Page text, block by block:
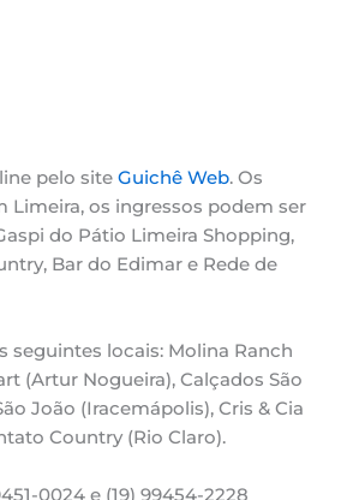
pelo site Guichê Web. Os
Limeira, os ingressos podem ser
do Pátio Limeira Shopping,
Bar do Edimar e Rede de
seguintes locais: Molina Ranch
(Artur Nogueira), Calçados São
João (Iracemápolis), Cris & Cia
Country (Rio Claro).
0024 e (19) 99454-2228